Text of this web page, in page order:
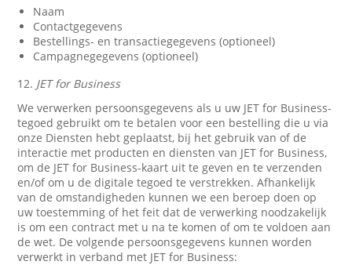
Naam
Contactgegevens
Bestellings- en transactiegegevens (optioneel)
Campagnegegevens (optioneel)
12. JET for Business
We verwerken persoonsgegevens als u uw JET for Business-
tegoed gebruikt om te betalen voor een bestelling die u via
onze Diensten hebt geplaatst, bij het gebruik van of de
interactie met producten en diensten van JET for Business,
om de JET for Business-kaart uit te geven en te verzenden
en/of om u de digitale tegoed te verstrekken. Afhankelijk
van de omstandigheden kunnen we een beroep doen op
uw toestemming of het feit dat de verwerking noodzakelijk
is om een contract met u na te komen of om te voldoen aan
de wet. De volgende persoonsgegevens kunnen worden
verwerkt in verband met JET for Business: